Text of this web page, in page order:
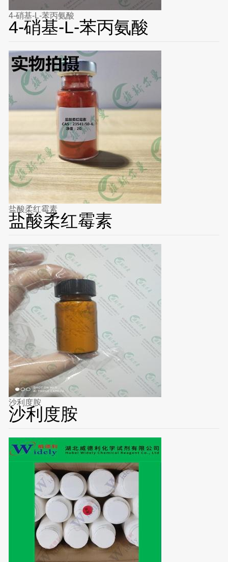
4-硝基-L-苯丙氨酸
4-硝基-L-苯丙氨酸
盐酸柔红霉素
盐酸柔红霉素
沙利度胺
沙利度胺